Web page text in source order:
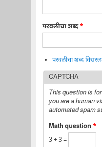
परवलीचा शब्द*
परवलीचा शब्द
CAPTCHA
This question is
you are a human
automated spam
Math question *
3 + 3 =